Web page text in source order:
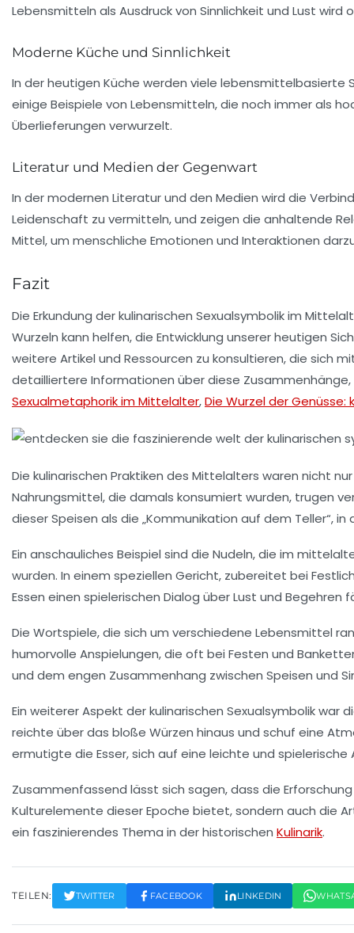
Lebensmitteln als Ausdruck von Sinnlichkeit und Lust wird
Moderne Küche und Sinnlichkeit
In der heutigen Küche werden viele lebensmittelbasierte
einige Beispiele von Lebensmitteln, die noch immer als
Überlieferungen verwurzelt.
Literatur und Medien der Gegenwart
In der modernen Literatur und den Medien wird die
Leidenschaft zu vermitteln, und zeigen die anhaltende
Mittel, um menschliche Emotionen und Interaktionen
Fazit
Die Erkundung der kulinarischen Sexualsymbolik im
Wurzeln kann helfen, die Entwicklung unserer heutigen
weitere Artikel und Ressourcen zu konsultieren, die sich
detailliertere Informationen über diese
Sexualmetaphorik im Mittelalter,Die Wurzel der
Die kulinarischen Praktiken des Mittelalters waren nicht
Nahrungsmittel, die damals konsumiert wurden, trugen
dieser Speisen als die „Kommunikation auf dem Teller“,
Ein anschauliches Beispiel sind die Nudeln, die im
wurden. In einem speziellen Gericht, zubereitet bei
Essen einen spielerischen Dialog über Lust und Begehren
Die Wortspiele, die sich um verschiedene Lebensmittel
humorvolle Anspielungen, die oft bei Festen und
und dem engen Zusammenhang zwischen Speisen und
Ein weiterer Aspekt der kulinarischen Sexualsymbolik war
reichte über das bloße Würzen hinaus und schuf eine
ermutigte die Esser, sich auf eine leichte und spielerische
Zusammenfassend lässt sich sagen, dass die
Kulturelemente dieser Epoche bietet, sondern auch die
ein faszinierendes Thema in der historischen Kulinarik.
TEILEN: TWITTER FACEBOOK LINKEDIN